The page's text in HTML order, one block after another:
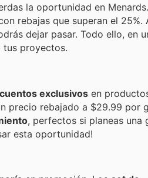
la oportunidad en
rebajas que superan el 25%.
dejar pasar. Todo ello, en
tus proyectos.
exclusivos en
precio rebajado a $29.99 por
, perfectos si planeas una
esta oportunidad!